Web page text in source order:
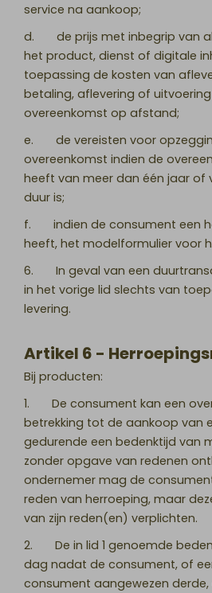
service na aankoop;
d. de prijs met inbegrip van
het product, dienst of digitale
toepassing de kosten van
betaling, aflevering of
overeenkomst op afstand;
e. de vereisten voor
overeenkomst indien de
heeft van meer dan één jaar of
duur is;
f. indien de consument een
heeft, het modelformulier voor
6. In geval van een
in het vorige lid slechts van
levering.
Artikel 6 -
Bij producten:
1. De consument kan een
betrekking tot de aankoop van
gedurende een bedenktijd van
zonder opgave van redenen
ondernemer mag de
reden van herroeping, maar
van zijn reden(en) verplichten.
2. De in lid 1 genoemde
dag nadat de consument, of
consument aangewezen derde,